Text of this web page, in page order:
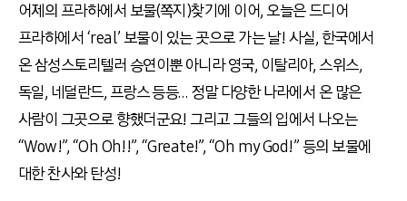
어제의 프라하에서 보물(쪽지)찾기에 이어, 오늘은 드디어
프라하에서 ‘real’ 보물이 있는 곳으로 가는 날! 사실, 한국에서
온 삼성스토리텔러 승연이뿐 아니라 영국, 이탈리아, 스위스,
독일, 네덜란드, 프랑스 등등… 정말 다양한 나라에서 온 많은
사람이 그곳으로 향했더군요! 그리고 그들의 입에서 나오는
“Wow!”, “Oh Oh!!”, “Greate!”, “Oh my God!” 등의 보물에
대한 찬사와 탄성!